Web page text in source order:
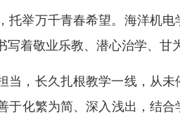
托举万千青春希望。海洋机
着敬业乐教、潜心治学、甘
当，长久扎根教学一线，从
化繁为简、深入浅出，结